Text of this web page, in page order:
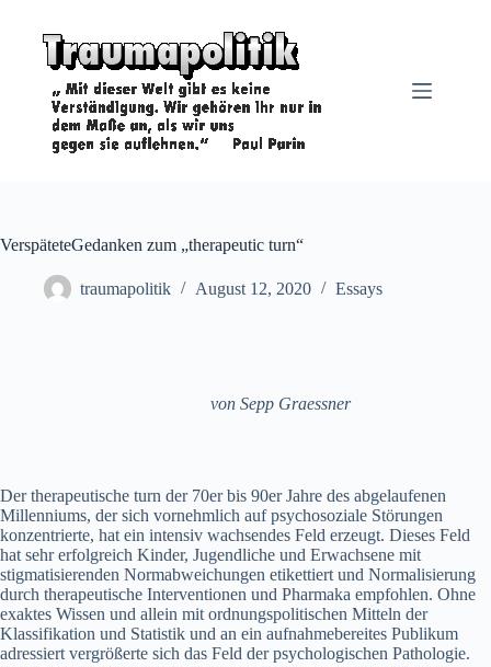
springen
VerspäteteGedanken zum „therapeutic turn“
traumapolitik August 12, 2020 Essays
von Sepp Graessner
Der therapeutische turn der 70er bis 90er Jahre des abgelaufenen
Millenniums, der sich vornehmlich auf psychosoziale Störungen
konzentrierte, hat ein intensiv wachsendes Feld erzeugt. Dieses Feld
hat sehr erfolgreich Kinder, Jugendliche und Erwachsene mit
stigmatisierenden Normabweichungen etikettiert und Normalisierung
durch therapeutische Interventionen und Pharmaka empfohlen. Ohne
exaktes Wissen und allein mit ordnungspolitischen Mitteln der
Klassifikation und Statistik und an ein aufnahmebereites Publikum
adressiert vergrößerte sich das Feld der psychologischen Pathologie.